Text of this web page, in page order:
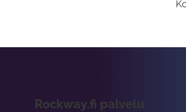
Rockway.fi palvelu